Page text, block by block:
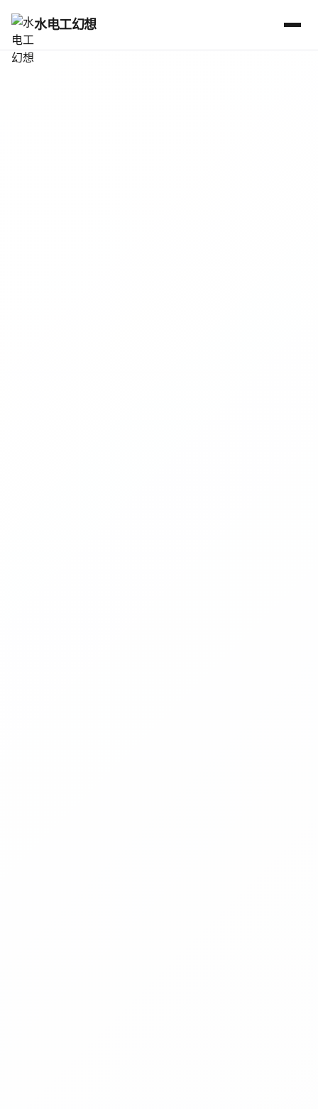
水电工幻想